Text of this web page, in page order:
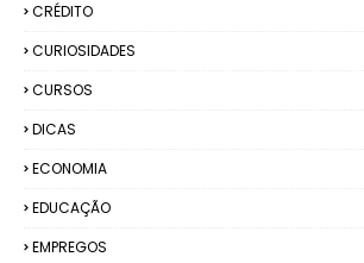
CRÉDITO
CURIOSIDADES
CURSOS
DICAS
ECONOMIA
EDUCAÇÃO
EMPREGOS